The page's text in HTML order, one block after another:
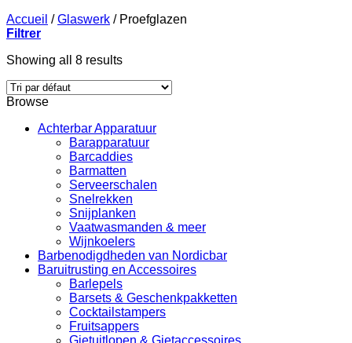
Accueil / Glaswerk /Proefglazen
Filtrer
Showing all 8 results
Browse
Achterbar Apparatuur
Barapparatuur
Barcaddies
Barmatten
Serveerschalen
Snelrekken
Snijplanken
Vaatwasmanden & meer
Wijnkoelers
Barbenodigdheden van Nordicbar
Baruitrusting en Accessoires
Barlepels
Barsets & Geschenkpakketten
Cocktailstampers
Fruitsappers
Gietuitlopen & Gietaccessoires